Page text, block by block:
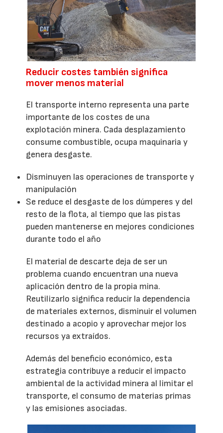
Reducir costes también significa
mover menos material
El transporte interno representa una parte
importante de los costes de una
explotación minera. Cada desplazamiento
consume combustible, ocupa maquinaria y
genera desgaste.
Disminuyen las operaciones de transporte y
manipulación
Se reduce el desgaste de los dúmperes y del
resto de la flota, al tiempo que las pistas
pueden mantenerse en mejores condiciones
durante todo el año
El material de descarte deja de ser un
problema cuando encuentran una nueva
aplicación dentro de la propia mina.
Reutilizarlo significa reducir la dependencia
de materiales externos, disminuir el volumen
destinado a acopio y aprovechar mejor los
recursos ya extraídos.
Además del beneficio económico, esta
estrategia contribuye a reducir el impacto
ambiental de la actividad minera al limitar el
transporte, el consumo de materias primas
y las emisiones asociadas.